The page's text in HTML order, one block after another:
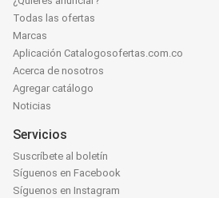
Todas las ofertas
Marcas
Aplicación Catalogosofertas.com.co
Acerca de nosotros
Agregar catálogo
Noticias
Servicios
Suscríbete al boletín
Síguenos en Facebook
Síguenos en Instagram